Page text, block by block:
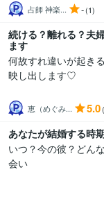
占師 神楽... -(1)
続ける？離れる？夫
ます
何故すれ違いが起き
映し出します♡
恵（めぐみ... 5.0
あなたが結婚する時
いつ？今の彼？どん
会い